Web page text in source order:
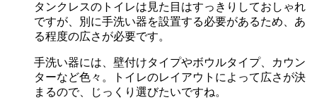
タンクレスのトイレは見た目はすっきりしておしゃれ
ですが、別に手洗い器を設置する必要があるため、あ
る程度の広さが必要です。
手洗い器には、壁付けタイプやボウルタイプ、カウン
ターなど色々。トイレのレイアウトによって広さが決
まるので、じっくり選びたいですね。